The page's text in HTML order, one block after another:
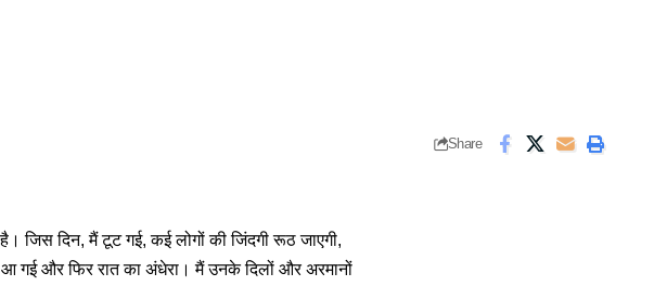
Share
जिस दिन, मैं टूट गई, कई लोगों की जिंदगी रूठ जाएगी,
आ गई और फिर रात का अंधेरा। मैं उनके दिलों और अरमानों